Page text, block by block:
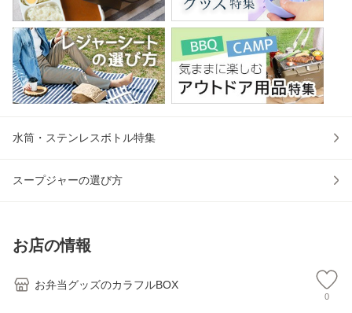
水筒・ステンレスボトル特集
スープジャーの選び方
お店の情報
お弁当グッズのカラフルBOX
0